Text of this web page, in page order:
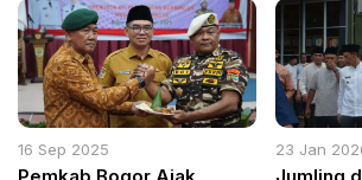
Lingkungan Hidup RI
Institusi
16 Sep 2025 23 Jan